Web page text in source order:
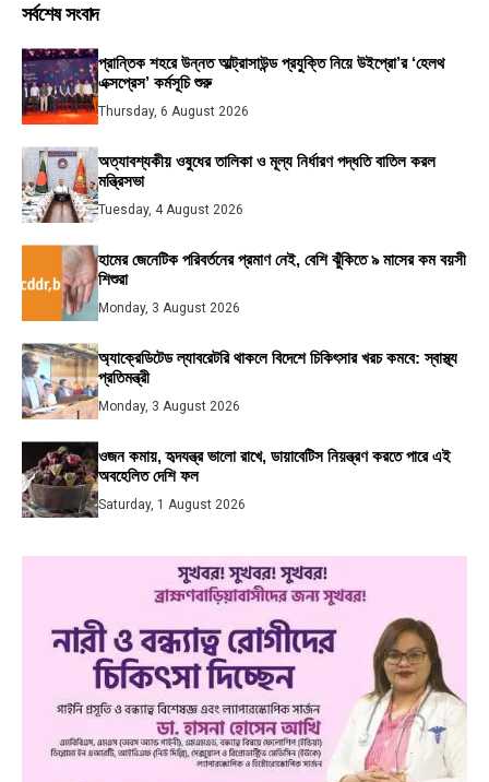
সর্বশেষ সংবাদ
প্রান্তিক শহরে উন্নত আল্ট্রাসাউন্ড প্রযুক্তি নিয়ে উইপ্রো’র ‘হেলথ
এক্সপ্রেস’ কর্মসূচি শুরু
Thursday, 6 August 2026
অত্যাবশ্যকীয় ওষুধের তালিকা ও মূল্য নির্ধারণ পদ্ধতি বাতিল করল
মন্ত্রিসভা
Tuesday, 4 August 2026
হামের জেনেটিক পরিবর্তনের প্রমাণ নেই, বেশি ঝুঁকিতে ৯ মাসের কম বয়সী
শিশুরা
Monday, 3 August 2026
অ্যাক্রেডিটেড ল্যাবরেটরি থাকলে বিদেশে চিকিৎসার খরচ কমবে: স্বাস্থ্য
প্রতিমন্ত্রী
Monday, 3 August 2026
ওজন কমায়, হৃদযন্ত্র ভালো রাখে, ডায়াবেটিস নিয়ন্ত্রণ করতে পারে এই
অবহেলিত দেশি ফল
Saturday, 1 August 2026